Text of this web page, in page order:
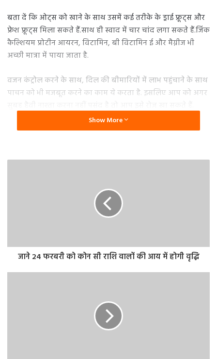
बता दें कि ओट्स को खाने के साथ उसमें कई तरीके के ड्राई फ्रूट्स और
फ्रेश फ्रूट्स मिला सकते हैं.साथ ही स्वाद में चार चांद लगा सकते हैं.जिंक
कैल्शियम प्रोटीन आयरन, विटामिन, बी विटामिन ई और मैग्नीज भी
अच्छी मात्रा में पाया जाता है.
वजन कंट्रोल करने के साथ, दिल की बीमारियों में लाभ पहुंचाने के साथ
पाचन को भी मजबूत करने का काम ये करता है. इसलिए आप को अगर
Show More
जाने 24 फरबरी को कोन सी राशि वालों की आय में होगी वृद्धि